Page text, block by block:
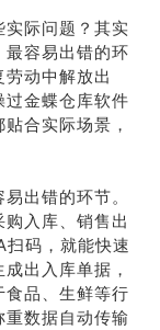
际问题？其实
容易出错的环
动中解放出
金蝶仓库软件
合实际场景，
出错的环节。
入库、销售出
扫码，就能快速
出入库单据，
品、生鲜等行
数据自动传输